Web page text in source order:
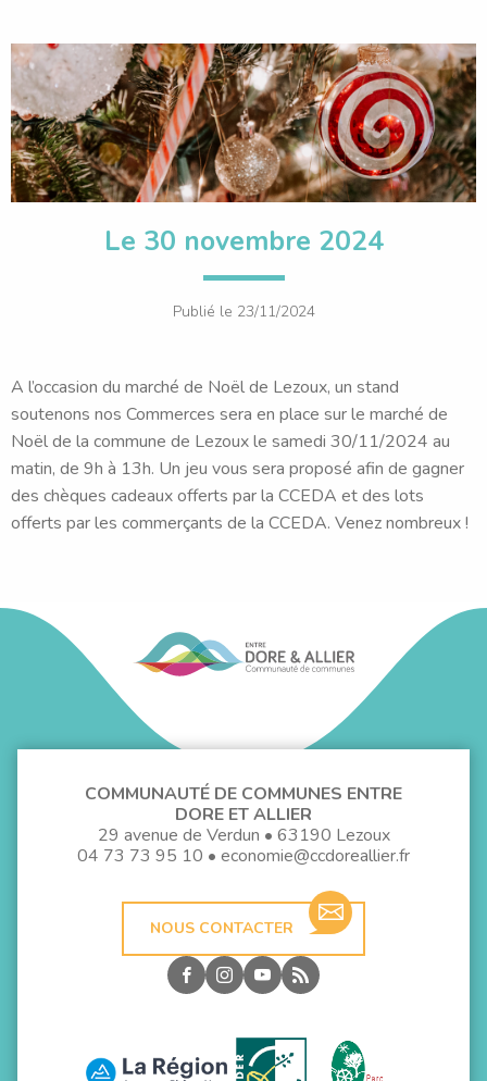
Le 30 novembre 2024
Publié le 23/11/2024
A l’occasion du marché de Noël de Lezoux, un stand
soutenons nos Commerces sera en place sur le marché de
Noël de la commune de Lezoux le samedi 30/11/2024 au
matin, de 9h à 13h. Un jeu vous sera proposé afin de gagner
des chèques cadeaux offerts par la CCEDA et des lots
offerts par les commerçants de la CCEDA. Venez nombreux !
COMMUNAUTÉ DE COMMUNES ENTRE
DORE ET ALLIER
29 avenue de Verdun • 63190 Lezoux
04 73 73 95 10 • economie@ccdoreallier.fr
NOUS CONTACTER